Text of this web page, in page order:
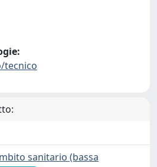
tecnico
sanitario (bassa